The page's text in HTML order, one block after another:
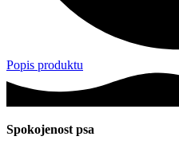
Popis produktu
Spokojenost psa